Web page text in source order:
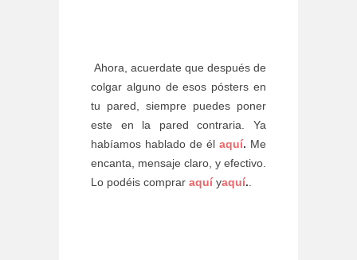
Ahora, acuerdate que después de
colgar alguno de esos pósters en
tu pared, siempre puedes poner
este en la pared contraria. Ya
habíamos hablado de él aquí. Me
encanta, mensaje claro, y efectivo.
Lo podéis comprar aquí yaquí..